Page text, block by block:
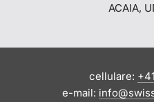
ACAIA,
cellulare:
e-mail: